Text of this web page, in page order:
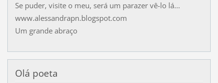
Se puder, visite o meu, será um parazer vê-lo lá...
www.alessandrapn.blogspot.com
Um grande abraço
Olá poeta